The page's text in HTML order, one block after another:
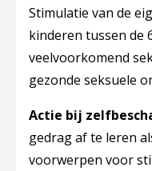
Stimulatie van de
kinderen tussen de
veelvoorkomend
gezonde seksuele
Actie bij
gedrag af te leren
voorwerpen voor